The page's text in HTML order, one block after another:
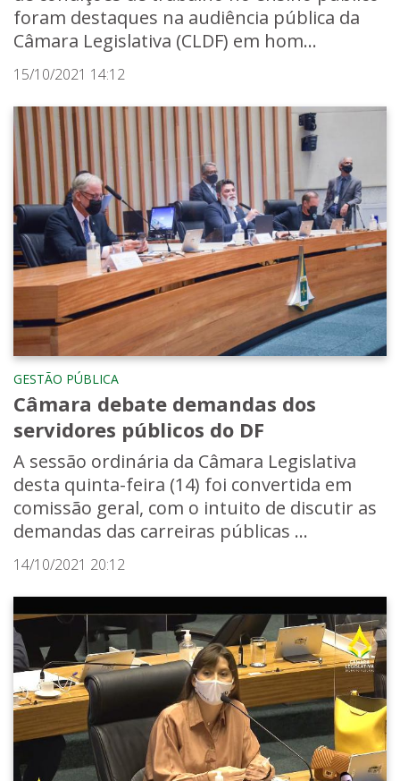
foram destaques na audiência pública da
Câmara Legislativa (CLDF) em hom...
15/10/2021 14:12
GESTÃO PÚBLICA
Câmara debate demandas dos
servidores públicos do DF
A sessão ordinária da Câmara Legislativa
desta quinta-feira (14) foi convertida em
comissão geral, com o intuito de discutir as
demandas das carreiras públicas ...
14/10/2021 20:12